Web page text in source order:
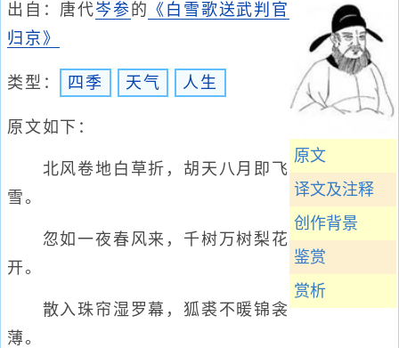
原文
译文及注释
创作背景
鉴赏
赏析
出自：唐代岑参 的 《白雪歌送武判官
归京》
类型： 四季 天气 人生
原文如下：
北风卷地白草折，胡天八月即飞
雪。
忽如一夜春风来，千树万树梨花
开。
散入珠帘湿罗幕，狐裘不暖锦衾
薄。